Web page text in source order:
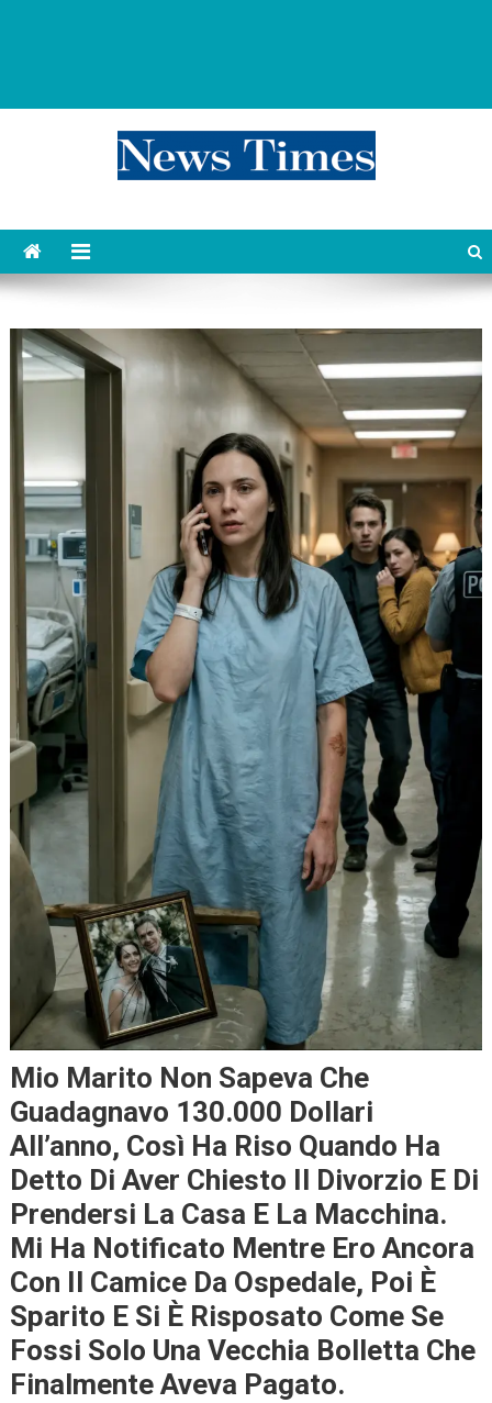
Mio Marito Non Sapeva Che
Guadagnavo 130.000 Dollari
All’anno, Così Ha Riso Quando Ha
Detto Di Aver Chiesto Il Divorzio E Di
Prendersi La Casa E La Macchina.
Mi Ha Notificato Mentre Ero Ancora
Con Il Camice Da Ospedale, Poi È
Sparito E Si È Risposato Come Se
Fossi Solo Una Vecchia Bolletta Che
Finalmente Aveva Pagato.